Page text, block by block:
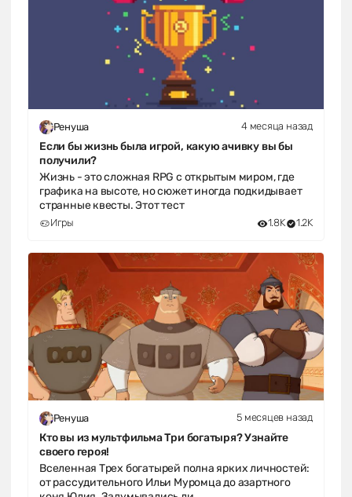
Ренуша 4 месяца назад
Если бы жизнь была игрой, какую ачивку вы бы
получили?
Жизнь - это сложная RPG с открытым миром, где
графика на высоте, но сюжет иногда подкидывает
странные квесты. Этот тест
Игры 1.8K 1.2K
Ренуша 5 месяцев назад
Кто вы из мультфильма Три богатыря? Узнайте
своего героя!
Вселенная Трех богатырей полна ярких личностей:
от рассудительного Ильи Муромца до азартного